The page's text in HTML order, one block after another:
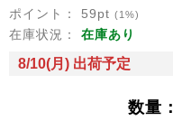
ポイント： 59pt (1%)
在庫状況： 在庫あり
8/10(月) 出荷予定
数量：